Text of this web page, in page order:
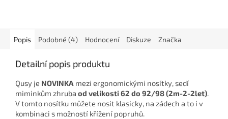
Popis Podobné (4) Hodnocení Diskuze Značka
Detailní popis produktu
Qusy je NOVINKA mezi ergonomickými nosítky, sedí
miminkům zhruba od velikosti 62 do 92/98 (2m-2-2let).
V tomto nosítku můžete nosit klasicky, na zádech a to i v
kombinaci s možností křížení popruhů.